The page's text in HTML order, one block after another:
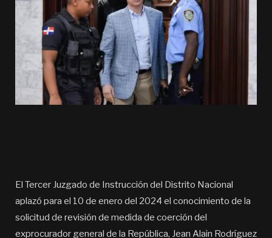
El Tercer Juzgado de Instrucción del Distrito Nacional
aplazó para el 10 de enero del 2024 el conocimiento de la
solicitud de revisión de medida de coerción del
exprocurador general de la República, Jean Alain Rodríguez